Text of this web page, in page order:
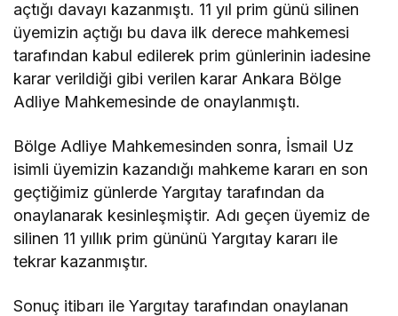
açtığı davayı kazanmıştı. 11 yıl prim günü silinen
üyemizin açtığı bu dava ilk derece mahkemesi
tarafından kabul edilerek prim günlerinin iadesine
karar verildiği gibi verilen karar Ankara Bölge
Adliye Mahkemesinde de onaylanmıştı.
Bölge Adliye Mahkemesinden sonra, İsmail Uz
isimli üyemizin kazandığı mahkeme kararı en son
geçtiğimiz günlerde Yargıtay tarafından da
onaylanarak kesinleşmiştir. Adı geçen üyemiz de
silinen 11 yıllık prim gününü Yargıtay kararı ile
tekrar kazanmıştır.
Sonuç itibarı ile Yargıtay tarafından onaylanan